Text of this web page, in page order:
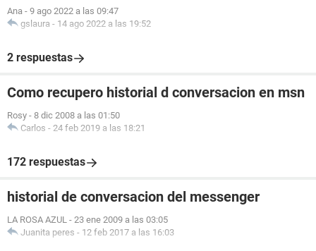
Ana - 9 ago 2022 a las 09:47
gslaura - 14 ago 2022 a las 19:52
2 respuestas
Como recupero historial d conversacion en msn
Rosy - 8 dic 2008 a las 01:50
Carlos - 24 feb 2019 a las 18:21
172 respuestas
historial de conversacion del messenger
LA ROSA AZUL - 23 ene 2009 a las 03:05
Juanita peres - 12 feb 2017 a las 16:03